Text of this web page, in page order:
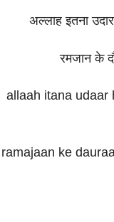
अल्लाह इतना
रमजान के
allaah itana udaar
ramajaan ke